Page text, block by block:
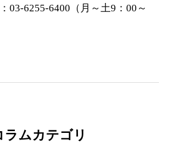
03-6255-6400（月～土9：00～
ラムカテゴリ